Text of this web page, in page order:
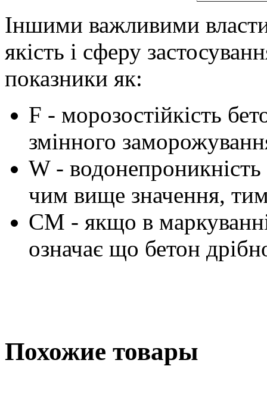
Іншими важливими
якість і сферу
показники як:
F - морозостійкість
змінного
W -
чим вище значення,
СМ - якщо в
означає що бетон
Похожие товары